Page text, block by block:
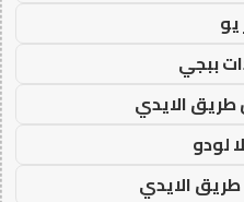
ببجي
الايدي
لودو
الايدي